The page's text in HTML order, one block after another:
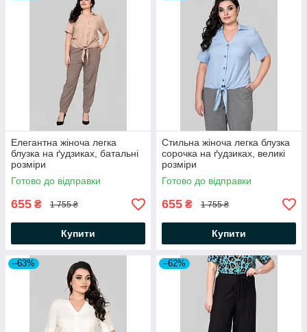
Елегантна жіноча легка
блузка на ґудзиках, батальні
розміри
Готово до відправки
655 ₴ 1 755 ₴
Купити
Стильна жіноча легка блузка
сорочка на ґудзиках, великі
розміри
Готово до відправки
655 ₴ 1 755 ₴
Купити
–63% –62%